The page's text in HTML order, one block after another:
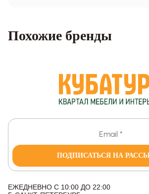
Похожие бренды
ПОДПИСАТЬСЯ НА
ЕЖЕДНЕВНО С 10:00 ДО 22:00